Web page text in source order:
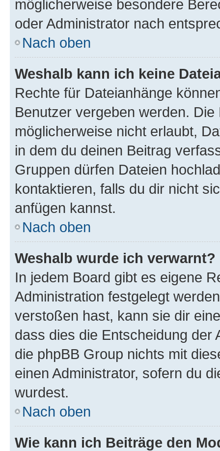
möglicherweise besondere
oder Administrator nach
Nach oben
Weshalb kann ich keine
Rechte für Dateianhänge
Benutzer vergeben werden.
möglicherweise nicht erlaubt,
in dem du deinen Beitrag
Gruppen dürfen Dateien
kontaktieren, falls du dir nicht
anfügen kannst.
Nach oben
Weshalb wurde ich verwarnt?
In jedem Board gibt es eigene
Administration festgelegt
verstoßen hast, kann sie dir
dass dies die Entscheidung der
die phpBB Group nichts mit
einen Administrator, sofern du
wurdest.
Nach oben
Wie kann ich Beiträge den